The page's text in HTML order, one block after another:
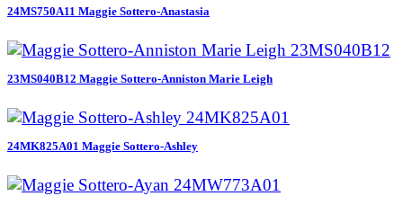
24MS750A11 Maggie Sottero-Anastasia
23MS040B12 Maggie Sottero-Anniston Marie Leigh
24MK825A01 Maggie Sottero-Ashley